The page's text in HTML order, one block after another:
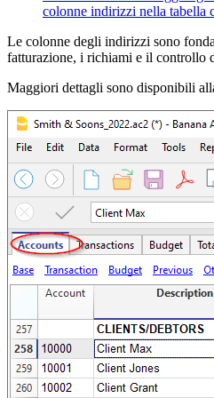
colonne indirizzi nella tabella
Le colonne degli indirizzi sono
fatturazione, i richiami e il controllo
Maggiori dettagli sono disponibili